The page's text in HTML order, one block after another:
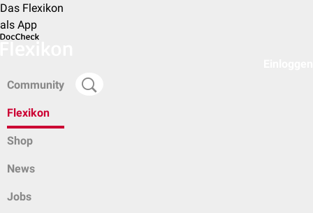
Das Flexikon
als App
Community
Flexikon
Shop
News
Jobs